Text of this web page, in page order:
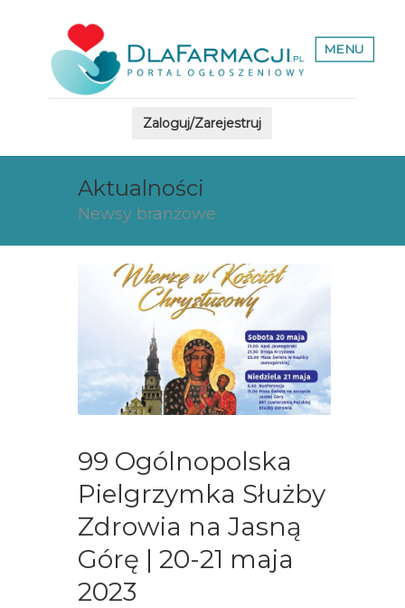
MENU
Zaloguj/Zarejestruj
Aktualności
Newsy branżowe
99 Ogólnopolska
Pielgrzymka Służby
Zdrowia na Jasną
Górę | 20-21 maja
2023